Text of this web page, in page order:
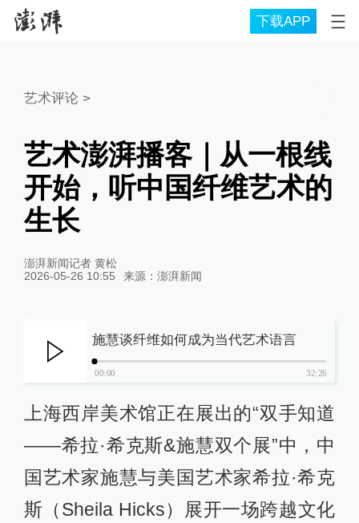
下载APP
艺术评论 >
艺术澎湃播客｜从一根线
开始，听中国纤维艺术的
生长
澎湃新闻记者 黄松
2026-05-26 10:55
来源： 澎湃新闻
施慧谈纤维如何成为当代艺术语言
00:00 32:26
上海西岸美术馆正在展出的“双手知道
——希拉·希克斯&施慧双个展”中，中
国艺术家施慧与美国艺术家希拉·希克
斯（Sheila Hicks）展开一场跨越文化